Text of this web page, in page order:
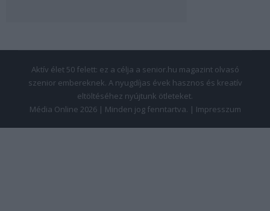
Aktív élet 50 felett: ez a célja a senior.hu magazint olvasó
szenior embereknek. A nyugdíjas évek hasznos és kreatív
eltöltéséhez nyújtunk ötleteket.
Média Online 2026 | Minden jog fenntartva. | Impresszum